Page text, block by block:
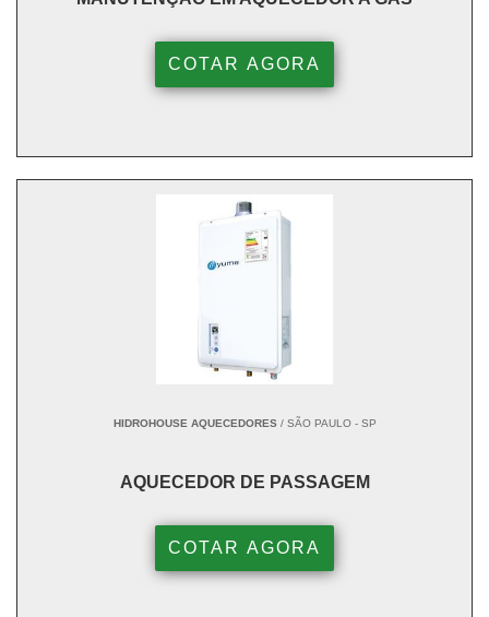
COTAR AGORA
HIDROHOUSE AQUECEDORES/ SÃO PAULO - SP
AQUECEDOR DE PASSAGEM
COTAR AGORA